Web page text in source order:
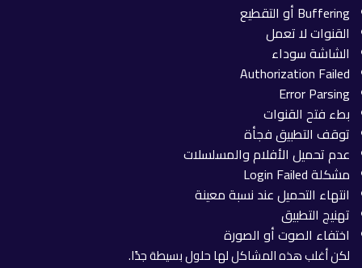
Buffering أو التقطيع
القنوات لا تعمل
الشاشة سوداء
Authorization Failed
Error Parsing
بطء فتح القنوات
توقف التطبيق فجأة
عدم تحميل الأفلام والمسلسلات
مشكلة Login Failed
انتهاء التحميل عند نسبة معينة
تهنيج التطبيق
اختفاء الصوت أو الصورة
لكن أغلب هذه المشاكل لها حلول بسيطة جدًا.